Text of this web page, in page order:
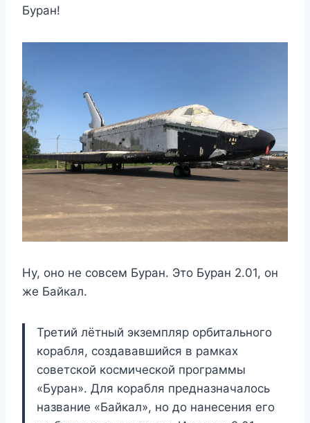
Буран!
Ну, оно не совсем Буран. Это Буран 2.01, он
же Байкал.
Третий лётный экземпляр орбитального
корабля, создававшийся в рамках
советской космической программы
«Буран». Для корабля предназначалось
название «Байкал», но до нанесения его